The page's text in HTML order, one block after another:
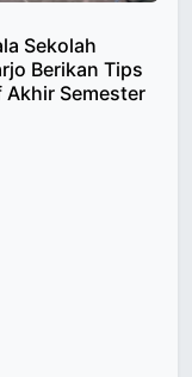
Sekolah
Berikan Tips
Akhir Semester